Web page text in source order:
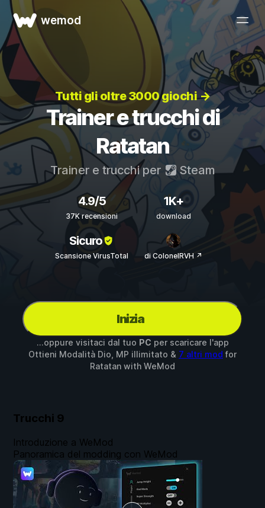
wemod
Tutti gli oltre 3000 giochi →
Trainer e trucchi di
Ratatan
Trainer e trucchi per Steam
4.9/5
37K recensioni
1K+
download
Sicuro
Scansione VirusTotal di ColonelRVH ↗
Inizia
...oppure visitaci dal tuo PC per scaricare l'app
Ottieni Modalità Dio, MP illimitato & 7 altri mod for
Ratatan with WeMod
Trucchi 9
Introduzione a WeMod
Panoramica del modding con WeMod